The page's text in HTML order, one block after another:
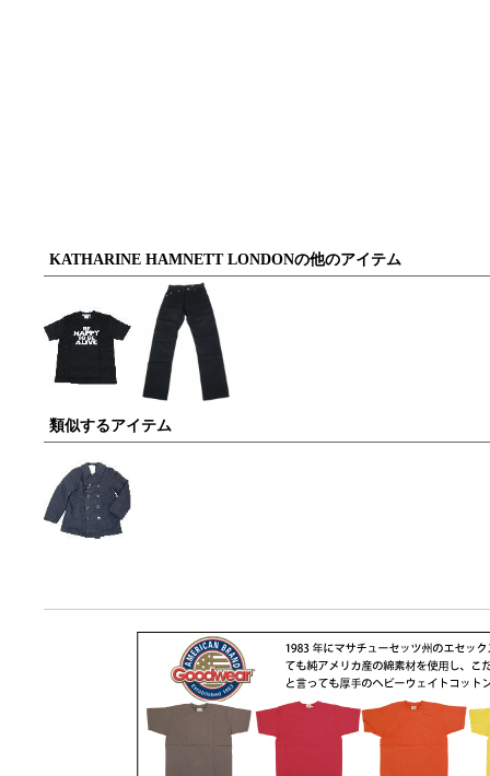
KATHARINE HAMNETT LONDONの他のアイテム
類似するアイテム